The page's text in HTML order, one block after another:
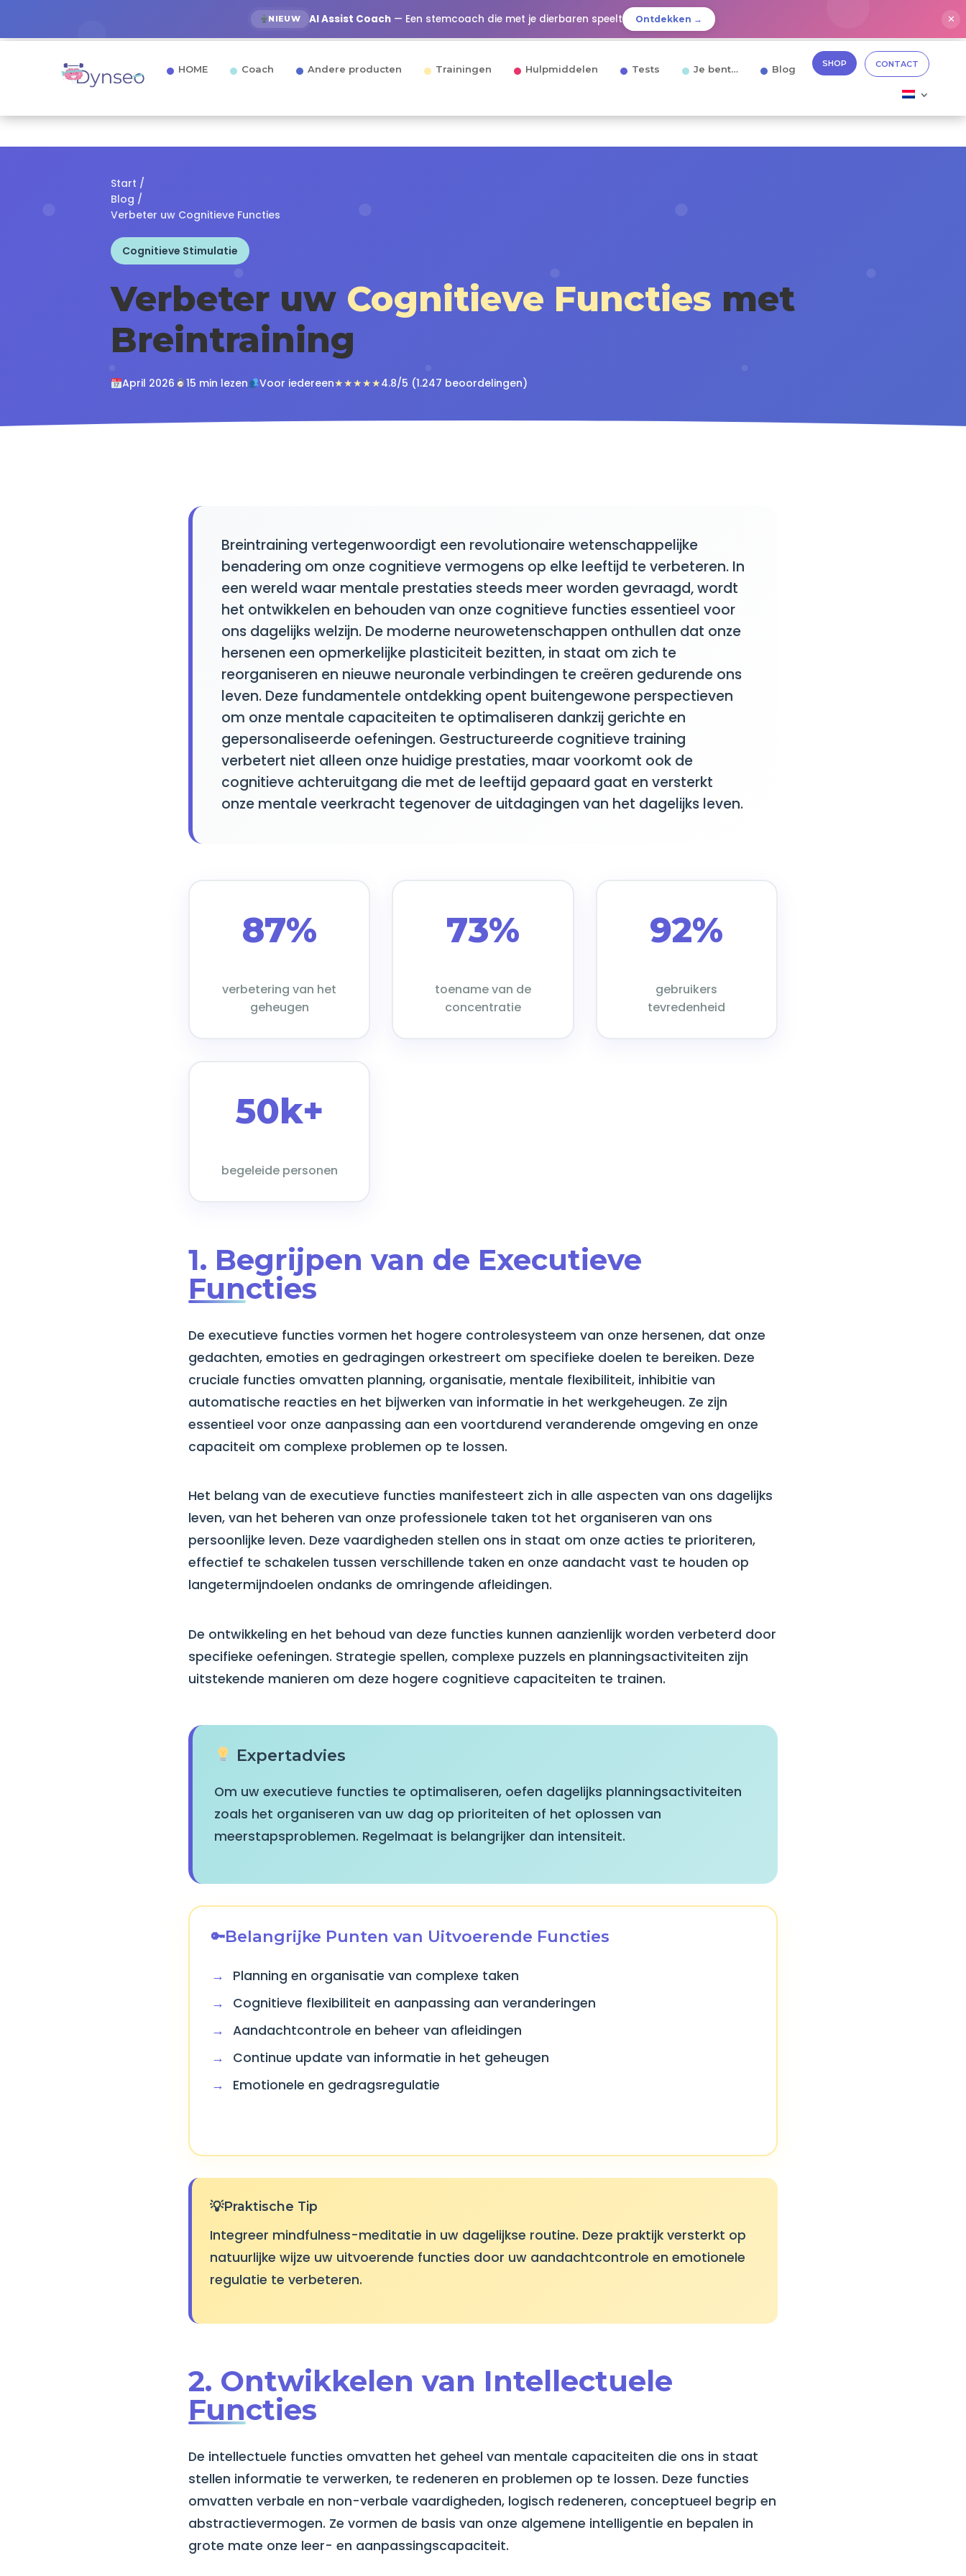
NIEUW AI Assist Coach — Een stemcoach die met je dierbaren speelt Ontdekken → ✕
HOME Coach Andere producten Trainingen Hulpmiddelen Tests Je bent… Blog SHOP CONTACT
Start /
Blog /
Verbeter uw Cognitieve Functies
Cognitieve Stimulatie
Verbeter uw Cognitieve Functies met
Breintraining
April 2026 15 min lezen Voor iedereen★★★★★4.8/5 (1.247 beoordelingen)
Breintraining vertegenwoordigt een revolutionaire wetenschappelijke
benadering om onze cognitieve vermogens op elke leeftijd te verbeteren. In
een wereld waar mentale prestaties steeds meer worden gevraagd, wordt
het ontwikkelen en behouden van onze cognitieve functies essentieel voor
ons dagelijks welzijn. De moderne neurowetenschappen onthullen dat onze
hersenen een opmerkelijke plasticiteit bezitten, in staat om zich te
reorganiseren en nieuwe neuronale verbindingen te creëren gedurende ons
leven. Deze fundamentele ontdekking opent buitengewone perspectieven
om onze mentale capaciteiten te optimaliseren dankzij gerichte en
gepersonaliseerde oefeningen. Gestructureerde cognitieve training
verbetert niet alleen onze huidige prestaties, maar voorkomt ook de
cognitieve achteruitgang die met de leeftijd gepaard gaat en versterkt
onze mentale veerkracht tegenover de uitdagingen van het dagelijks leven.
87%
verbetering van het
geheugen
73%
toename van de
concentratie
92%
gebruikers
tevredenheid
50k+
begeleide personen
1. Begrijpen van de Executieve
Functies
De executieve functies vormen het hogere controlesysteem van onze hersenen, dat onze
gedachten, emoties en gedragingen orkestreert om specifieke doelen te bereiken. Deze
cruciale functies omvatten planning, organisatie, mentale flexibiliteit, inhibitie van
automatische reacties en het bijwerken van informatie in het werkgeheugen. Ze zijn
essentieel voor onze aanpassing aan een voortdurend veranderende omgeving en onze
capaciteit om complexe problemen op te lossen.
Het belang van de executieve functies manifesteert zich in alle aspecten van ons dagelijks
leven, van het beheren van onze professionele taken tot het organiseren van ons
persoonlijke leven. Deze vaardigheden stellen ons in staat om onze acties te prioriteren,
effectief te schakelen tussen verschillende taken en onze aandacht vast te houden op
langetermijndoelen ondanks de omringende afleidingen.
De ontwikkeling en het behoud van deze functies kunnen aanzienlijk worden verbeterd door
specifieke oefeningen. Strategie spellen, complexe puzzels en planningsactiviteiten zijn
uitstekende manieren om deze hogere cognitieve capaciteiten te trainen.
Expertadvies
Om uw executieve functies te optimaliseren, oefen dagelijks planningsactiviteiten
zoals het organiseren van uw dag op prioriteiten of het oplossen van
meerstapsproblemen. Regelmaat is belangrijker dan intensiteit.
Belangrijke Punten van Uitvoerende Functies
Planning en organisatie van complexe taken
Cognitieve flexibiliteit en aanpassing aan veranderingen
Aandachtcontrole en beheer van afleidingen
Continue update van informatie in het geheugen
Emotionele en gedragsregulatie
Praktische Tip
Integreer mindfulness-meditatie in uw dagelijkse routine. Deze praktijk versterkt op
natuurlijke wijze uw uitvoerende functies door uw aandachtcontrole en emotionele
regulatie te verbeteren.
2. Ontwikkelen van Intellectuele
Functies
De intellectuele functies omvatten het geheel van mentale capaciteiten die ons in staat
stellen informatie te verwerken, te redeneren en problemen op te lossen. Deze functies
omvatten verbale en non-verbale vaardigheden, logisch redeneren, conceptueel begrip en
abstractievermogen. Ze vormen de basis van onze algemene intelligentie en bepalen in
grote mate onze leer- en aanpassingscapaciteit.